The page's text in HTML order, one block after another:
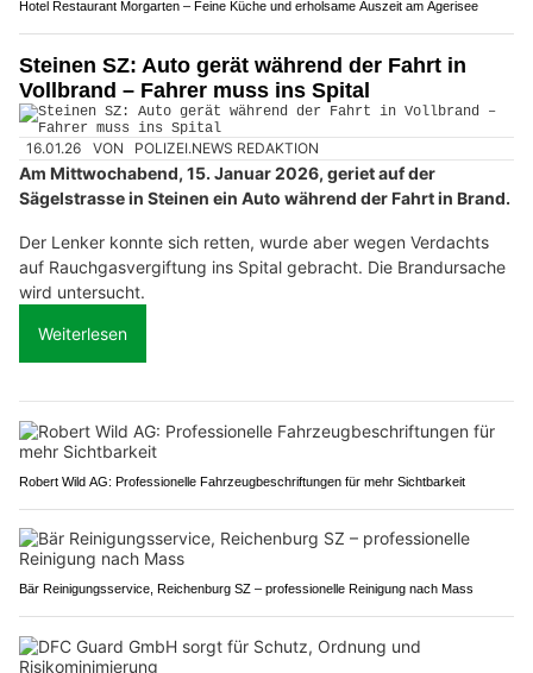
Hotel Restaurant Morgarten – Feine Küche und erholsame Auszeit am Ägerisee
Steinen SZ: Auto gerät während der Fahrt in
Vollbrand – Fahrer muss ins Spital
16.01.26 VON POLIZEI.NEWS REDAKTION
Am Mittwochabend, 15. Januar 2026, geriet auf der
Sägelstrasse in Steinen ein Auto während der Fahrt in Brand.
Der Lenker konnte sich retten, wurde aber wegen Verdachts
auf Rauchgasvergiftung ins Spital gebracht. Die Brandursache
wird untersucht.
Weiterlesen
Robert Wild AG: Professionelle Fahrzeugbeschriftungen für mehr Sichtbarkeit
Bär Reinigungsservice, Reichenburg SZ – professionelle Reinigung nach Mass